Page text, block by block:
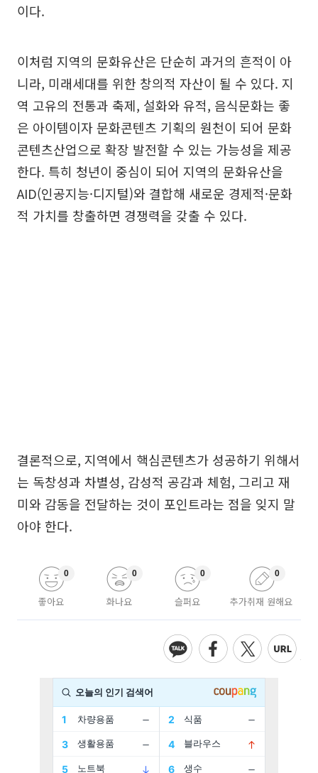
이다.
이처럼 지역의 문화유산은 단순히 과거의 흔적이 아
니라, 미래세대를 위한 창의적 자산이 될 수 있다. 지
역 고유의 전통과 축제, 설화와 유적, 음식문화는 좋
은 아이템이자 문화콘텐츠 기획의 원천이 되어 문화
콘텐츠산업으로 확장 발전할 수 있는 가능성을 제공
한다. 특히 청년이 중심이 되어 지역의 문화유산을
AID(인공지능·디지털)와 결합해 새로운 경제적·문화
적 가치를 창출하면 경쟁력을 갖출 수 있다.
결론적으로, 지역에서 핵심콘텐츠가 성공하기 위해서
는 독창성과 차별성, 감성적 공감과 체험, 그리고 재
미와 감동을 전달하는 것이 포인트라는 점을 잊지 말
아야 한다.
좋아요
0
화나요
0
슬퍼요
0
추가취재 원해요
0